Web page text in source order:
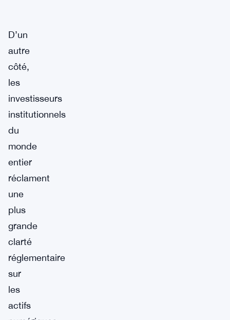
D’un
autre
côté,
les
investisseurs
institutionnels
du
monde
entier
réclament
une
plus
grande
clarté
réglementaire
sur
les
actifs